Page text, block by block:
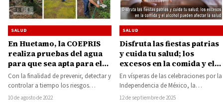
SALUD
En Huetamo, la COEPRIS
realiza pruebas del agua
para que sea apta para el
consumo humano
Con la finalidad de prevenir, detectar y
controlar a tiempo los riesgos
sanitarios de la población, la
10 de agosto de 2022
SALUD
Disfruta las fiestas patrias
y cuida tu salud; los
excesos en la comida y el
alcohol pueden afectar la
salud
En vísperas de las celebraciones por la
Independencia de México, la
Secretaría de Salud de Michoacán
12 de septiembre de 2025